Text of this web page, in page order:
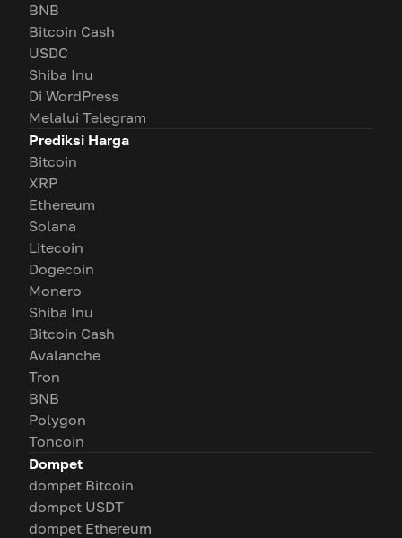
BNB
Bitcoin Cash
USDC
Shiba Inu
Di WordPress
Melalui Telegram
Prediksi Harga
Bitcoin
XRP
Ethereum
Solana
Litecoin
Dogecoin
Monero
Shiba Inu
Bitcoin Cash
Avalanche
Tron
BNB
Polygon
Toncoin
Dompet
dompet Bitcoin
dompet USDT
dompet Ethereum